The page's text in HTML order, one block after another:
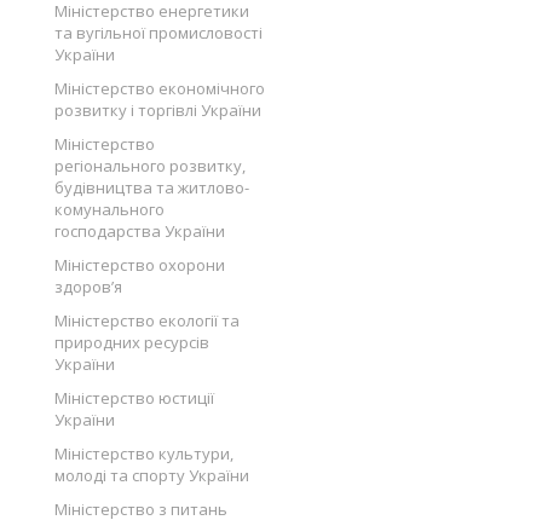
Міністерство енергетики
та вугільної промисловості
України
Міністерство економічного
розвитку і торгівлі України
Міністерство
регіонального розвитку,
будівництва та житлово-
комунального
господарства України
Міністерство охорони
здоров’я
Міністерство екології та
природних ресурсів
України
Міністерство юстиції
України
Міністерство культури,
молоді та спорту України
Міністерство з питань